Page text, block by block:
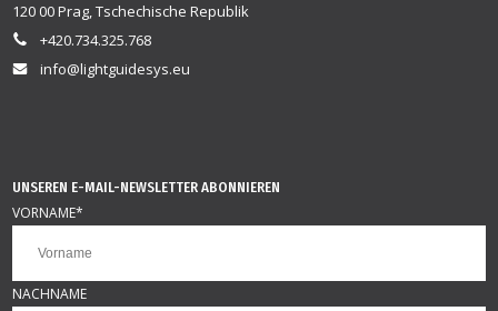
120 00 Prag, Tschechische Republik
+420.734.325.768
info@lightguidesys.eu
UNSEREN E-MAIL-NEWSLETTER ABONNIEREN
VORNAME*
NACHNAME